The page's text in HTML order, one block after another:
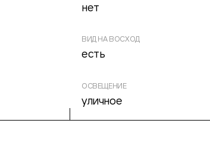
нет
ВИД НА ВОСХОД
есть
ОСВЕЩЕНИЕ
уличное